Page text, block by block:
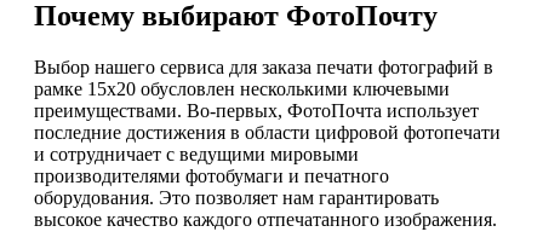
Почему выбирают ФотоПочту
Выбор нашего сервиса для заказа печати фотографий в
рамке 15х20 обусловлен несколькими ключевыми
преимуществами. Во-первых, ФотоПочта использует
последние достижения в области цифровой фотопечати
и сотрудничает с ведущими мировыми
производителями фотобумаги и печатного
оборудования. Это позволяет нам гарантировать
высокое качество каждого отпечатанного изображения.